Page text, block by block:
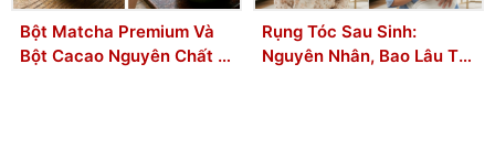
Bột Matcha Premium Và
Bột Cacao Nguyên Chất –
Rụng Tóc Sau Sinh:
Nguyên Nhân, Bao Lâu Thì